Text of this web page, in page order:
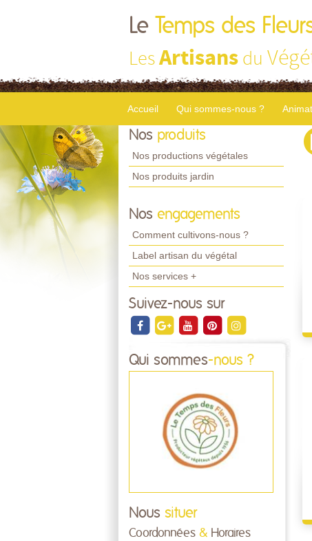
Le Temps des
LesArtisans du
Accueil Qui sommes-nous ?
Nos produits
Nos productions végétales
Nos produits jardin
Nos engagements
Comment cultivons-nous ?
Label artisan du végétal
Nos services +
Suivez-nous sur
Qui sommes-nous ?
Nous situer
Coordonnées & Horaires